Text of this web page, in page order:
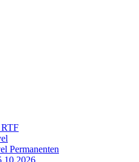
Permanenten